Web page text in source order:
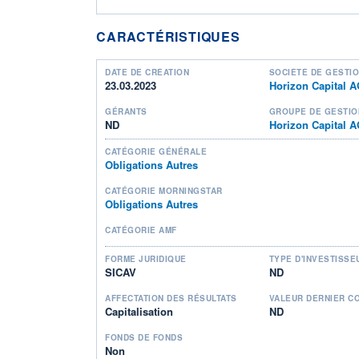
CARACTÉRISTIQUES
DATE DE CRÉATION
23.03.2023
SOCIÉTÉ DE
Horizon Capital
GÉRANTS
ND
GROUPE DE
Horizon Capital
CATÉGORIE GÉNÉRALE
Obligations Autres
CATÉGORIE MORNINGSTAR
Obligations Autres
CATÉGORIE AMF
FORME JURIDIQUE
SICAV
TYPE
ND
AFFECTATION DES RÉSULTATS
Capitalisation
VALEUR DERNIER
ND
FONDS DE FONDS
Non